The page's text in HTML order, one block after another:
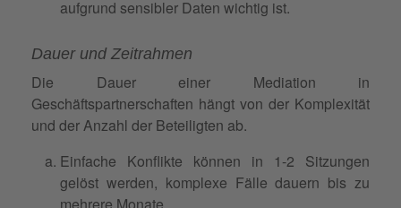
aufgrund sensibler Daten wichtig ist.
Dauer und Zeitrahmen
Die Dauer einer Mediation in
Geschäftspartnerschaften hängt von der Komplexität
und der Anzahl der Beteiligten ab.
Einfache Konflikte können in 1-2 Sitzungen
gelöst werden, komplexe Fälle dauern bis zu